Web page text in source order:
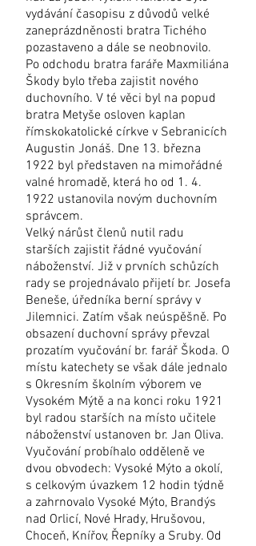
vydávání časopisu z důvodů velké
zaneprázdněnosti bratra Tichého
pozastaveno a dále se neobnovilo.
Po odchodu bratra faráře Maxmiliána
Škody bylo třeba zajistit nového
duchovního. V té věci byl na popud
bratra Metyše osloven kaplan
římskokatolické církve v Sebranicích
Augustin Jonáš. Dne 13. března
1922 byl představen na mimořádné
valné hromadě, která ho od 1. 4.
1922 ustanovila novým duchovním
správcem.
Velký nárůst členů nutil radu
starších zajistit řádné vyučování
náboženství. Již v prvních schůzích
rady se projednávalo přijetí br. Josefa
Beneše, úředníka berní správy v
Jilemnici. Zatím však neúspěšně. Po
obsazení duchovní správy převzal
prozatím vyučování br. farář Škoda. O
místu katechety se však dále jednalo
s Okresním školním výborem ve
Vysokém Mýtě a na konci roku 1921
byl radou starších na místo učitele
náboženství ustanoven br. Jan Oliva.
Vyučování probíhalo odděleně ve
dvou obvodech: Vysoké Mýto a okolí,
s celkovým úvazkem 12 hodin týdně
a zahrnovalo Vysoké Mýto, Brandýs
nad Orlicí, Nové Hrady, Hrušovou,
Choceň, Knířov, Řepníky a Sruby. Od